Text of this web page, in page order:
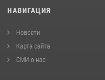
НАВИГАЦИЯ
Новости
Карта сайта
СМИ о нас